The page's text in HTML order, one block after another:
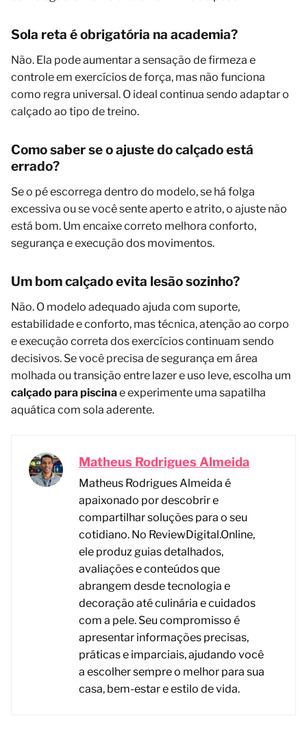
Sola reta é obrigatória na academia?
Não. Ela pode aumentar a sensação de firmeza e
controle em exercícios de força, mas não funciona
como regra universal. O ideal continua sendo adaptar o
calçado ao tipo de treino.
Como saber se o ajuste do calçado está
errado?
Se o pé escorrega dentro do modelo, se há folga
excessiva ou se você sente aperto e atrito, o ajuste não
está bom. Um encaixe correto melhora conforto,
segurança e execução dos movimentos.
Um bom calçado evita lesão sozinho?
Não. O modelo adequado ajuda com suporte,
estabilidade e conforto, mas técnica, atenção ao corpo
e execução correta dos exercícios continuam sendo
decisivos. Se você precisa de segurança em área
molhada ou transição entre lazer e uso leve, escolha um
calçado para piscinae experimente uma sapatilha
aquática com sola aderente.
Matheus Rodrigues Almeida
Matheus Rodrigues Almeida é
apaixonado por descobrir e
compartilhar soluções para o seu
cotidiano. No ReviewDigital.Online,
ele produz guias detalhados,
avaliações e conteúdos que
abrangem desde tecnologia e
decoração até culinária e cuidados
com a pele. Seu compromisso é
apresentar informações precisas,
práticas e imparciais, ajudando você
a escolher sempre o melhor para sua
casa, bem-estar e estilo de vida.